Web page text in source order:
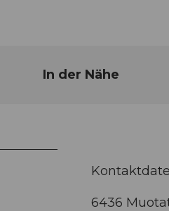
In der Nähe
6436